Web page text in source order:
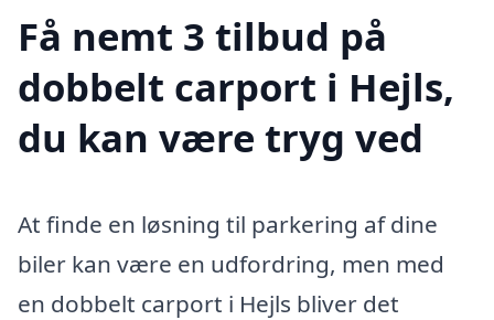
Få nemt 3 tilbud på
dobbelt carport i Hejls,
du kan være tryg ved
At finde en løsning til parkering af dine
biler kan være en udfordring, men med
en dobbelt carport i Hejls bliver det